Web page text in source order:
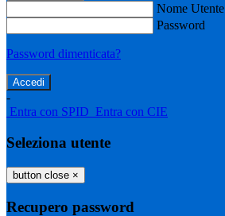
Nome Utente
Password
Password dimenticata?
-
Entra con SPID Entra con CIE
Seleziona utente
button close ×
Recupero password